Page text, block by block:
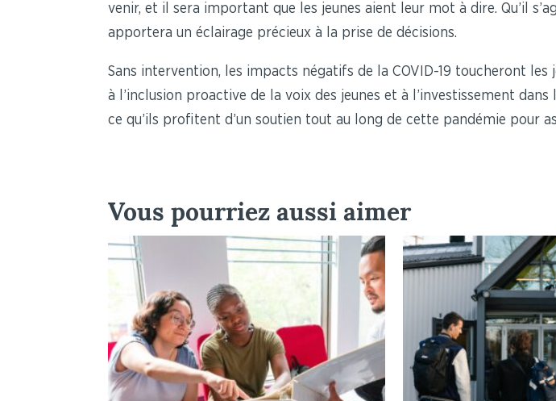
venir, et il sera important que les jeunes aient leur mot à dire. Qu’il
apportera un éclairage précieux à la prise de décisions.
Sans intervention, les impacts négatifs de la COVID-19 toucheront
à l’inclusion proactive de la voix des jeunes et à l’investissement
ce qu’ils profitent d’un soutien tout au long de cette pandémie pour
Vous pourriez aussi aimer